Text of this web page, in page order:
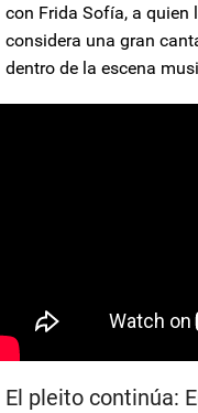
con Frida Sofía, a quien
considera una gran
dentro de la escena
El pleito continúa: